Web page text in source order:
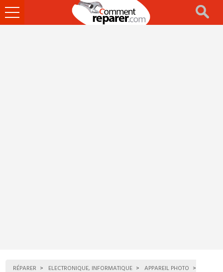
Ouvrir
le
RÉPARER ELECTRONIQUE, INFORMATIQUE
APPAREIL PHOTO